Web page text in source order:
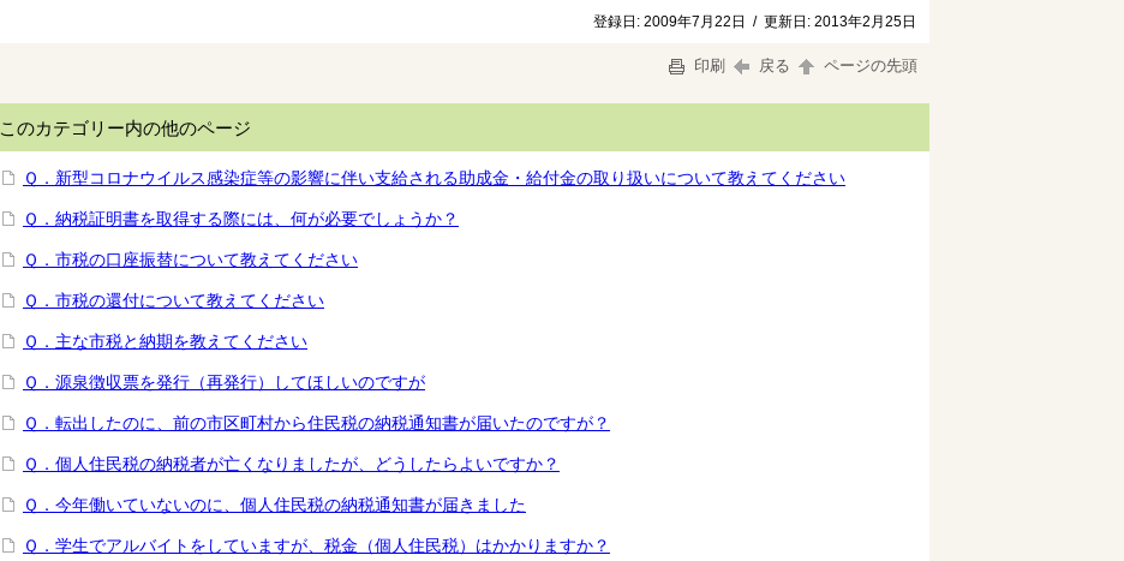
登録日: 2009年7月22日 / 更新日: 2013年2月25日
印刷 戻る ページの先頭
このカテゴリー内の他のページ
Ｑ．新型コロナウイルス感染症等の影響に伴い支給される助成金・給付金の取り扱いについて教えてください
Ｑ．納税証明書を取得する際には、何が必要でしょうか？
Ｑ．市税の口座振替について教えてください
Ｑ．市税の還付について教えてください
Ｑ．主な市税と納期を教えてください
Ｑ．源泉徴収票を発行（再発行）してほしいのですが
Ｑ．転出したのに、前の市区町村から住民税の納税通知書が届いたのですが？
Ｑ．個人住民税の納税者が亡くなりましたが、どうしたらよいですか？
Ｑ．今年働いていないのに、個人住民税の納税通知書が届きました
Ｑ．学生でアルバイトをしていますが、税金（個人住民税）はかかりますか？